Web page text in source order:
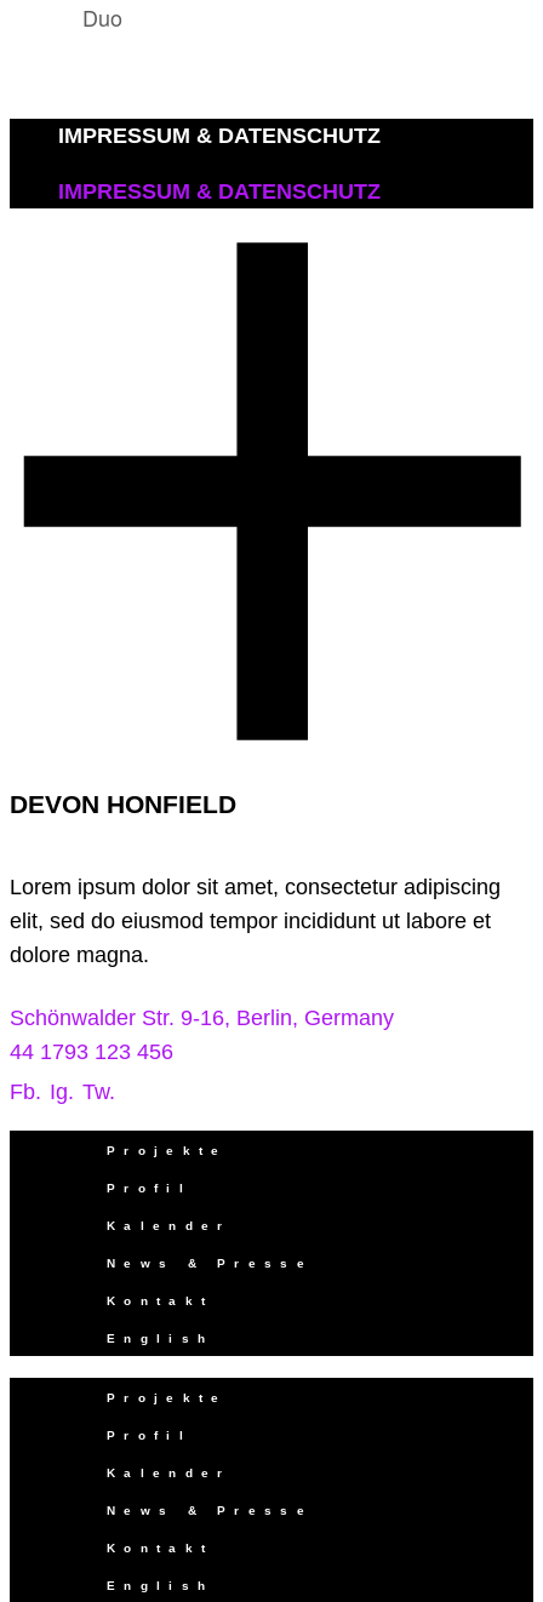
Duo
IMPRESSUM & DATENSCHUTZ
IMPRESSUM & DATENSCHUTZ
DEVON HONFIELD
Lorem ipsum dolor sit amet, consectetur adipiscing
elit, sed do eiusmod tempor incididunt ut labore et
dolore magna.
Schönwalder Str. 9-16, Berlin, Germany
44 1793 123 456
Fb. Ig. Tw.
Projekte
Profil
Kalender
News & Presse
Kontakt
English
Projekte
Profil
Kalender
News & Presse
Kontakt
English